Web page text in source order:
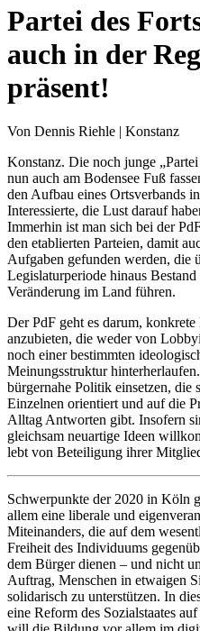
Partei des
auch in der
präsent!
Von Dennis Riehle | Konstanz
Konstanz. Die noch junge
nun auch am Bodensee Fuß
den Aufbau eines Ortsverbands
Interessierte, die Lust darauf
Immerhin ist man sich bei der
den etablierten Parteien, damit
Aufgaben gefunden werden, die
Legislaturperiode hinaus
Veränderung im Land führen.
Der PdF geht es darum,
anzubieten, die weder von
noch einer bestimmten
Meinungsstruktur
bürgernahe Politik einsetzen, die
Einzelnen orientiert und auf die
Alltag Antworten gibt. Insofern
gleichsam neuartige Ideen
lebt von Beteiligung ihrer
Schwerpunkte der 2020 in Köln
allem eine liberale und
Miteinanders, die auf dem
Freiheit des Individuums
dem Bürger dienen – und nicht
Auftrag, Menschen in etwaigen
solidarisch zu unterstützen. In
eine Reform des Sozialstaates